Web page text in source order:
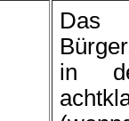
in